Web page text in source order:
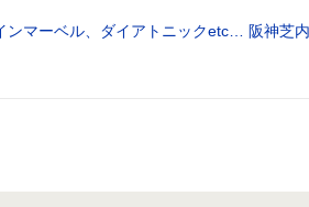
ンマーベル、ダイアトニックetc… 阪神芝